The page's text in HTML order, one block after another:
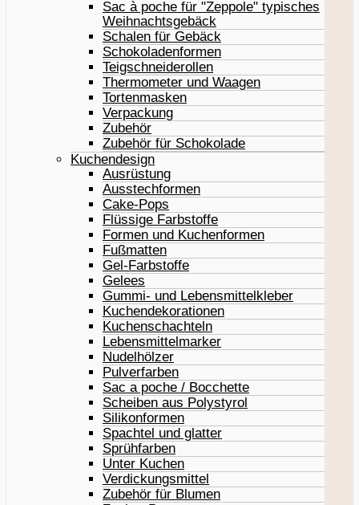
Sac à poche für "Zeppole" typisches
Weihnachtsgebäck
Schalen für Gebäck
Schokoladenformen
Teigschneiderollen
Thermometer und Waagen
Tortenmasken
Verpackung
Zubehör
Zubehör für Schokolade
Kuchendesign
Ausrüstung
Ausstechformen
Cake-Pops
Flüssige Farbstoffe
Formen und Kuchenformen
Fußmatten
Gel-Farbstoffe
Gelees
Gummi- und Lebensmittelkleber
Kuchendekorationen
Kuchenschachteln
Lebensmittelmarker
Nudelhölzer
Pulverfarben
Sac a poche / Bocchette
Scheiben aus Polystyrol
Silikonformen
Spachtel und glatter
Sprühfarben
Unter Kuchen
Verdickungsmittel
Zubehör für Blumen